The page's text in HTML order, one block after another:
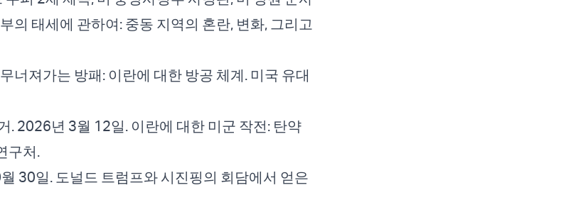
의 태세에 관하여: 중동 지역의 혼란, 변화, 그리고
너져가는 방패: 이란에 대한 방공 체계. 미국 유대
. 2026년 3월 12일. 이란에 대한 미군 작전: 탄약
구처.
30일. 도널드 트럼프와 시진핑의 회담에서 얻은